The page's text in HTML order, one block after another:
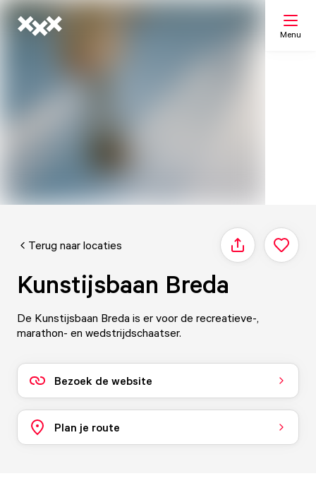
Menu
Terug naar locaties Delen
Kunstijsbaan Breda
De Kunstijsbaan Breda is er voor de recreatieve-,
marathon- en wedstrijdschaatser.
Bezoek de website
Plan je route